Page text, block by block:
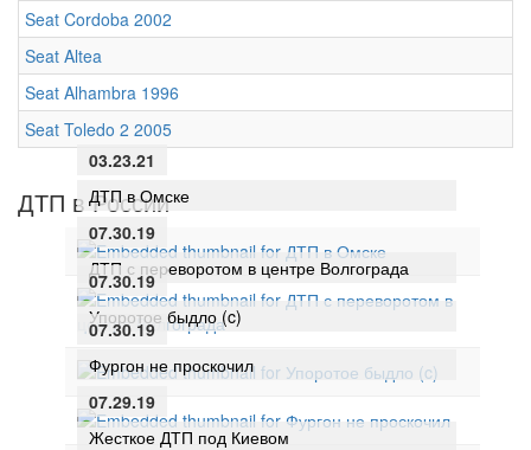
Seat Cordoba 2002
Seat Altea
Seat Alhambra 1996
Seat Toledo 2 2005
ДТП в России
03.23.21
ДТП в Омске
07.30.19
ДТП с переворотом в центре Волгограда
07.30.19
Упоротое быдло (c)
07.30.19
Фургон не проскочил
07.29.19
Жесткое ДТП под Киевом